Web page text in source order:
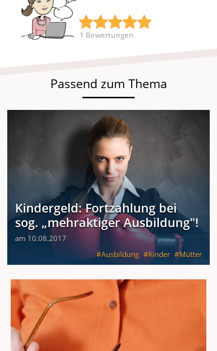
1 Bewertungen
Passend zum Thema
Kindergeld: Fortzahlung bei
sog. „mehraktiger Ausbildung"!
am 10.08.2017
Ausbildung
Kinder Mütter